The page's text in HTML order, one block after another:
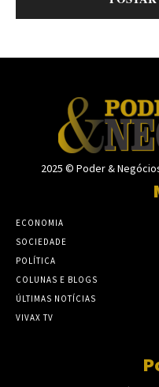
2025 © Poder &
ECONOMIA
SOCIEDADE
POLÍTICA
COLUNAS E BLOGS
ÚLTIMAS NOTÍCIAS
VIVAX TV